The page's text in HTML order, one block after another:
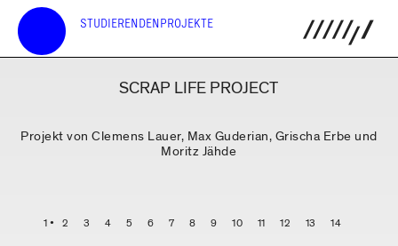
STUDIERENDENPROJEKTE
SCRAP LIFE PROJECT
Projekt von Clemens Lauer, Max Guderian, Grischa Erbe und
Moritz Jähde
1 2 3 4 5 6 7 8 9 10 11 12 13 14